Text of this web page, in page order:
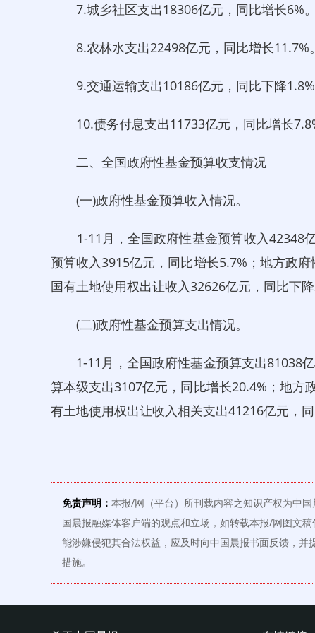
7.城乡社区支出18306亿元，同比增长6%。
8.农林水支出22498亿元，同比增长11.7%。
9.交通运输支出10186亿元，同比下降1.8%
10.债务付息支出11733亿元，同比增长
二、全国政府性基金预算收支情况
(一)政府性基金预算收入情况。
1-11月，全国政府性基金预算收入42348
预算收入3915亿元，同比增长5.7%；地方政
国有土地使用权出让收入32626亿元，同比下降
(二)政府性基金预算支出情况。
1-11月，全国政府性基金预算支出81038亿
算本级支出3107亿元，同比增长20.4%；地方
有土地使用权出让收入相关支出41216亿元，同
免责声明： 本报/网（平台）所刊载内容之知识产权为中
国晨报融媒体客户端的观点和立场，如转载本报/网图文
能涉嫌侵犯其合法权益，应及时向中国晨报书面反馈，
措施。